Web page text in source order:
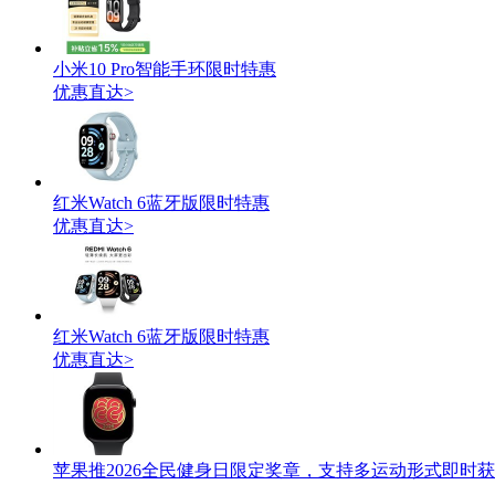
小米10 Pro智能手环限时特惠
优惠直达>
红米Watch 6蓝牙版限时特惠
优惠直达>
红米Watch 6蓝牙版限时特惠
优惠直达>
苹果推2026全民健身日限定奖章，支持多运动形式即时